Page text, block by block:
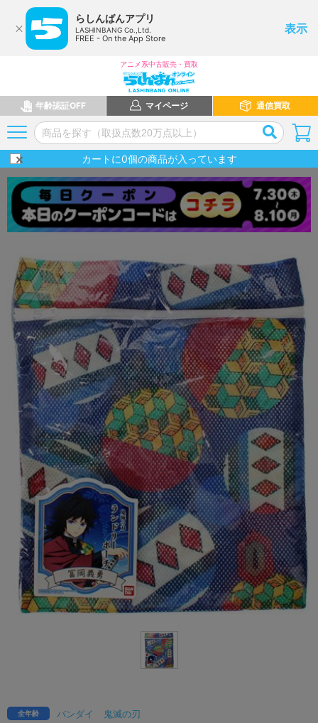
らしんばんアプリ
LASHINBANG Co.,Ltd.
FREE - On the App Store
表示
アニメ系中古販売・買取
年齢認証OFF マイページ 通信買取
カートに0個の商品が入っています
バンダイ 鬼滅の刃
全年齢